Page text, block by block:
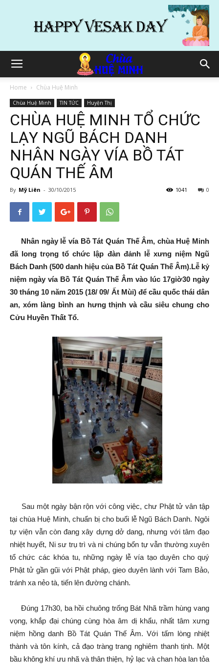
Home Chùa Huệ Minh
Chùa Huệ Minh TIN TỨC Huyện Thị
CHÙA HUỆ MINH TỔ CHỨC
LẠY NGŨ BÁCH DANH
NHÂN NGÀY VÍA BỒ TÁT
QUÁN THẾ ÂM
By Mỹ Liên - 30/10/2015 0
1041
Nhân ngày lễ vía Bồ Tát Quán Thế Âm, chùa Huệ Minh
đã long trọng tổ chức lập đàn đảnh lễ xưng niệm Ngũ
Bách Danh (500 danh hiệu của Bồ Tát Quán Thế Âm).Lễ kỷ
niệm ngày vía Bồ Tát Quán Thế Âm vào lúc 17giờ30 ngày
30 tháng 10 năm 2015 (18/ 09/ Ất Mùi) để cầu quốc thái dân
an, xóm làng bình an hưng thịnh và cầu siêu chung cho
Cửu Huyền Thất Tổ.
Sau một ngày bận rộn với công việc, chư Phật tử vân tập
tại chùa Huệ Minh, chuẩn bị cho buổi lễ Ngũ Bách Danh. Ngôi
tự viện vẫn còn đang xây dựng dở dang, nhưng với tâm đạo
nhiệt huyết, Ni sư trụ trì và ni chúng bổn tự vẫn thường xuyên
tổ chức các khóa tu, những ngày lễ vía tạo duyên cho quý
Phật tử gần gũi với Phật pháp, gieo duyên lành với Tam Bảo,
tránh xa nẻo tà, tiến lên đường chánh.
Đúng 17h30, ba hồi chuông trống Bát Nhã trầm hùng vang
vọng, khắp đại chúng cùng hòa âm dị khẩu, nhất tâm xưng
niệm hồng danh Bồ Tát Quán Thế Âm. Với tấm lòng nhiệt
thành và tôn kính, cả đạo tràng trang nghiêm thanh tịnh. Một
bầu không khí ưu nhã và thân thiện, hỷ lạc và chan hòa lan tỏa